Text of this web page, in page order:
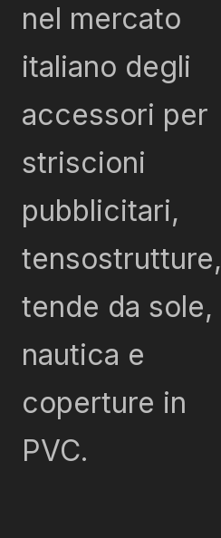
nel mercato
italiano degli
accessori per
striscioni
pubblicitari,
tensostrutture,
tende da sole,
nautica e
coperture in
PVC.